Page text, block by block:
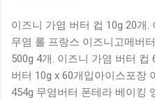
많을 수 밖에 없습니다. 다양
꼼꼼히 비교해서 구매하실 수
가상품 보러가기 추천상품
태블릿 거치형 저소음 블루투
랙 유니콘 멀티페어링 스마트
이즈니 가염 버터 컵 10g 20개
무염 롤 프랑스 이즈니고메버
500g 4개. 이즈니 가염 버터 컵
버터 10g x 60개입아이스포장
454g 무염버터 폰테라 베이킹